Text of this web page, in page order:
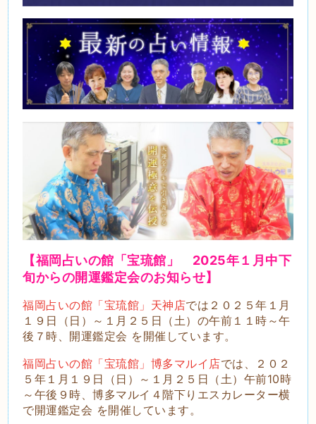
【福岡占いの館「宝琉館」 2025年１月中下
旬からの開運鑑定会のお知らせ】
福岡占いの館「宝琉館」天神店では２０２５年１月
１９日（日）～１月２５日（土）の午前１１時～午
後７時、開運鑑定会 を開催しています。
福岡占いの館「宝琉館」博多マルイ店では、２０２
５年１月１９日（日）～１月２５日（土）午前10時
～午後９時、博多マルイ４階下りエスカレーター横
で開運鑑定会 を開催しています。